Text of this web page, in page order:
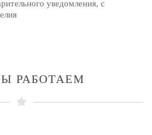
уведомления, с
РАБОТАЕМ